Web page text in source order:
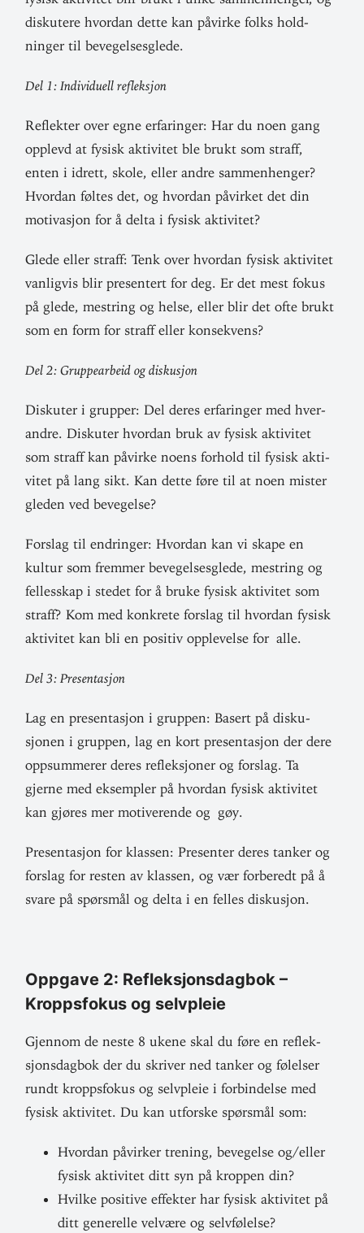
dis­kutere hvordan dette kan påvirke folks hold­
ninger til bevegelsesglede.
Del 1: Indi­vi­duell refleksjon
Reflekter over egne erfa­ringer: Har du noen gang
opplevd at fysisk akti­vitet ble brukt som straff,
enten i idrett, skole, eller andre sam­men­henger?
Hvordan føltes det, og hvordan påvirket det din
moti­vasjon for å delta i fysisk aktivitet?
Glede eller straff: Tenk over hvordan fysisk akti­vitet
van­ligvis blir pre­sentert for deg. Er det mest fokus
på glede, mestring og helse, eller blir det ofte brukt
som en form for straff eller konsekvens?
Del 2: Gruppe­arbeid og diskusjon
Dis­kuter i grupper: Del deres erfa­ringer med hver­
andre. Dis­kuter hvordan bruk av fysisk akti­vitet
som straff kan påvirke noens forhold til fysisk akti­
vitet på lang sikt. Kan dette føre til at noen mister
gleden ved bevegelse?
Forslag til end­ringer: Hvordan kan vi skape en
kultur som fremmer beve­gel­ses­glede, mestring og
fel­lesskap i stedet for å bruke fysisk akti­vitet som
straff? Kom med kon­krete forslag til hvordan fysisk
akti­vitet kan bli en positiv opp­le­velse for alle.
Del 3: Presentasjon
Lag en pre­sen­tasjon i gruppen: Basert på dis­ku­
sjonen i gruppen, lag en kort pre­sen­tasjon der dere
opp­sum­merer deres reflek­sjoner og forslag. Ta
gjerne med eksempler på hvordan fysisk akti­vitet
kan gjøres mer moti­ve­rende og gøy.
Pre­sen­tasjon for klassen: Pre­senter deres tanker og
forslag for resten av klassen, og vær for­beredt på å
svare på spørsmål og delta i en felles diskusjon.
Oppgave 2: Reflek­sjons­dagbok –
Kropps­fokus og selvpleie
Gjennom de neste 8 ukene skal du føre en reflek­
sjons­dagbok der du skriver ned tanker og følelser
rundt kropps­fokus og selv­pleie i for­bin­delse med
fysisk akti­vitet. Du kan utforske spørsmål som:
Hvordan påvirker trening, beve­gelse og/eller
fysisk akti­vitet ditt syn på kroppen din?
Hvilke positive effekter har fysisk akti­vitet på
ditt gene­relle velvære og selvfølelse?